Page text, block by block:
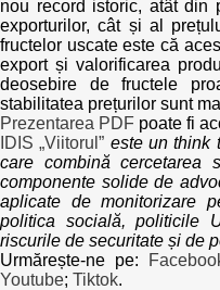
nou record istoric, atât din
exporturilor, cât și al
fructelor uscate este că
export și valorificarea
deosebire de fructele
stabilitatea prețurilor sunt
Prezentarea PDF poate fi
IDIS „Viitorul” este un think
care combină cercetarea
componente solide de
aplicate de monitorizare
politica socială, politicile
riscurile de securitate și de
Urmărește-ne pe:
Youtube; Tiktok.